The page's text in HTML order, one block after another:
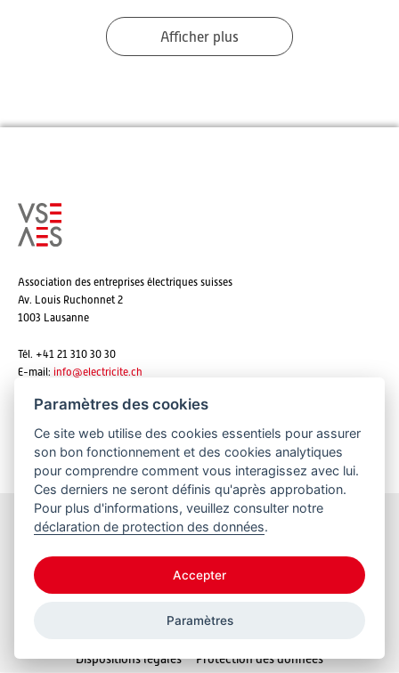
Afficher plus
Association des entreprises électriques suisses
Av. Louis Ruchonnet 2
1003 Lausanne
Tél. +41 21 310 30 30
E-mail: info@electricite.ch
S'abonner aux newsletters
Restez informés
Dispositions légales
Protection des données
Paramètres des cookies
Ce site web utilise des cookies essentiels pour assurer
son bon fonctionnement et des cookies analytiques
pour comprendre comment vous interagissez avec lui.
Ces derniers ne seront définis qu'après approbation.
Pour plus d'informations, veuillez consulter notre
déclaration de protection des données.
Accepter
Paramètres